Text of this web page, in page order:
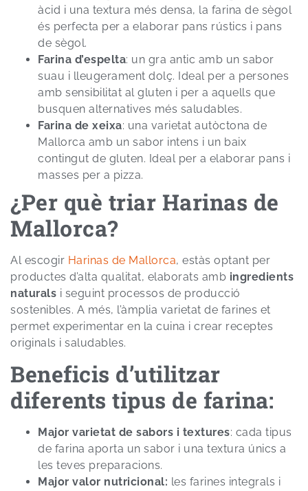
àcid i una textura més densa, la farina de sègol
és perfecta per a elaborar pans rústics i pans
de sègol.
Farina d’espelta: un gra antic amb un sabor
suau i lleugerament dolç. Ideal per a persones
amb sensibilitat al gluten i per a aquells que
busquen alternatives més saludables.
Farina de xeixa: una varietat autòctona de
Mallorca amb un sabor intens i un baix
contingut de gluten. Ideal per a elaborar pans i
masses per a pizza.
¿Per què triar Harinas de
Mallorca?
Al escogir Harinas de Mallorca, estàs optant per
productes d’alta qualitat, elaborats amb ingredients
naturals i seguint processos de producció
sostenibles. A més, l’àmplia varietat de farines et
permet experimentar en la cuina i crear receptes
originals i saludables.
Beneficis d’utilitzar
diferents tipus de farina:
Major varietat de sabors i textures: cada tipus
de farina aporta un sabor i una textura únics a
les teves preparacions.
Major valor nutricional: les farines integrals i